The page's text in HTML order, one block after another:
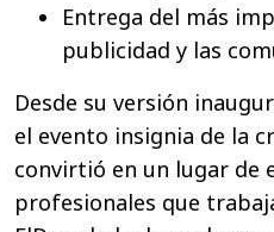
Entrega del más
publicidad y las
Desde su versión
el evento insignia de la
convirtió en un lugar de
profesionales que